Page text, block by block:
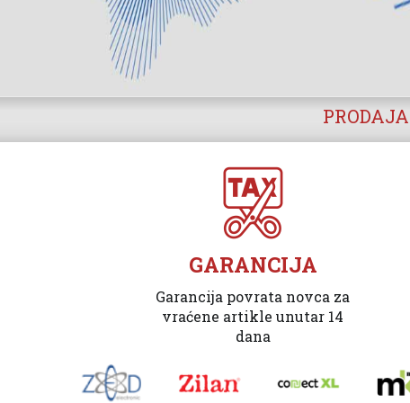
GARANCIJA
Garancija povrata novca za
vraćene artikle unutar 14
dana